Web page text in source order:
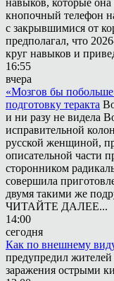
кнопочный телефон
с закрывшимися от
предполагал, что
круг навыков и
16:55
вчера
«Мозгов бы
подготовку теракта
и ни разу не видела
исправительной
русской женщиной,
описательной части
сторонником
совершила
двумя такими же
ЧИТАЙТЕ ДАЛЕЕ...
14:00
сегодня
Как по внешнему
предупредил
заражения острыми